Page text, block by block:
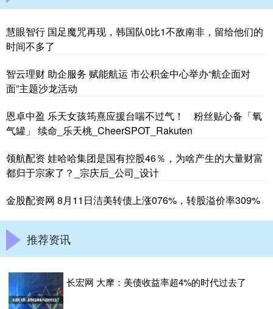
慧眼智行 国足魔咒再现，韩国队0比1不敌南非，留给他们的
时间不多了
智云理财 助企服务 赋能航运 市公积金中心举办“航企面对
面”主题沙龙活动
恩卓中盈 乐天女孩筠熹应援台喘不过气！ 粉丝贴心备「氧
气罐」 续命_乐天桃_CheerSPOT_Rakuten
领航配资 娃哈哈集团是国有控股46％，为啥产生的大量财富
都归于宗家了？_宗庆后_公司_设计
金股配资网 8月11日洁美转债上涨076%，转股溢价率309%
推荐资讯
长宏网 大摩：美债收益率超4%的时代过去了